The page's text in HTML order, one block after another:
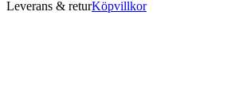
Leverans & returKöpvillkor